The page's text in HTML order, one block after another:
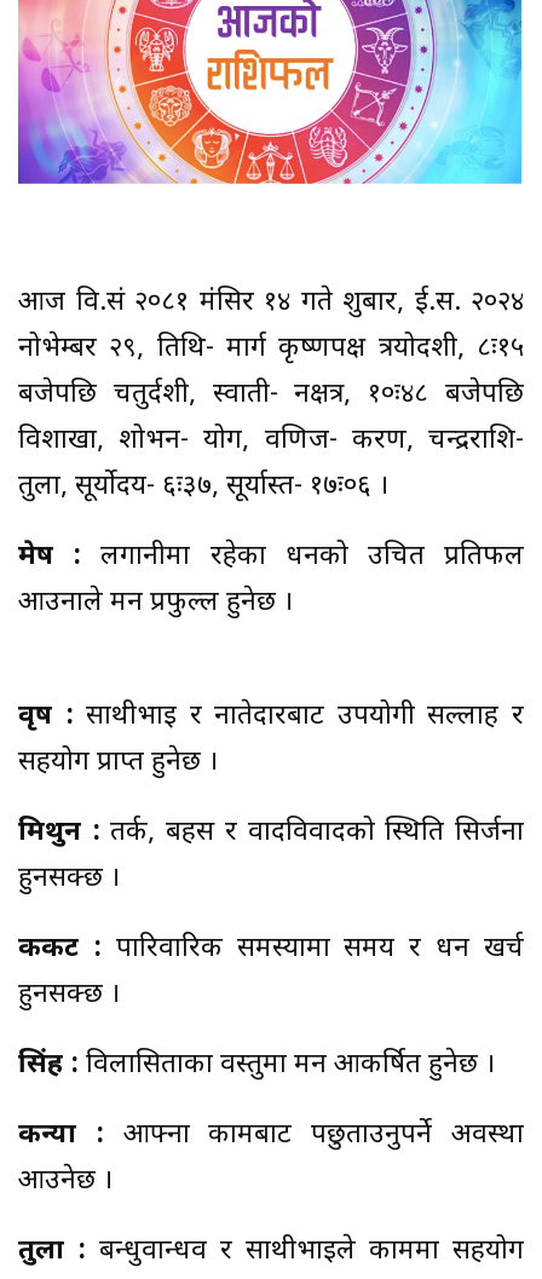
आज वि.सं २०८१ मंसिर १४ गते शुक्रबार, ई.स. २०२४
नोभेम्बर २९, तिथि- मार्ग कृष्णपक्ष त्रयोदशी, ८ः१५
बजेपछि चतुर्दशी, स्वाती- नक्षत्र, १०ः४८ बजेपछि
विशाखा, शोभन- योग, वणिज- करण, चन्द्रराशि-
तुला, सूर्योदय- ६ः३७, सूर्यास्त- १७ः०६ ।
मेष : लगानीमा रहेका धनको उचित प्रतिफल
आउनाले मन प्रफुल्ल हुनेछ ।
वृष : साथीभाइ र नातेदारबाट उपयोगी सल्लाह र
सहयोग प्राप्त हुनेछ ।
मिथुन : तर्क, बहस र वादविवादको स्थिति सिर्जना
हुनसक्छ ।
कर्कट : पारिवारिक समस्यामा समय र धन खर्च
हुनसक्छ ।
सिंह : विलासिताका वस्तुमा मन आकर्षित हुनेछ ।
कन्या : आफ्ना कामबाट पछुताउनुपर्ने अवस्था
आउनेछ ।
तुला : बन्धुवान्धव र साथीभाइले काममा सहयोग